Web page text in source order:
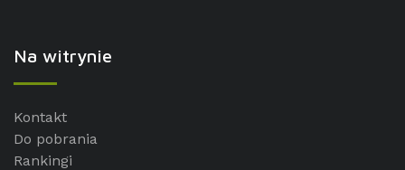
Na witrynie
Kontakt
Do pobrania
Rankingi